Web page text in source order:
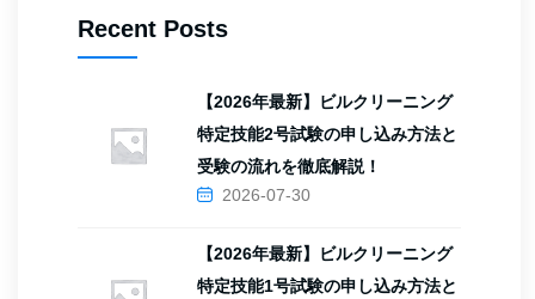
Recent Posts
【2026年最新】ビルクリーニング
特定技能2号試験の申し込み方法と
受験の流れを徹底解説！
2026-07-30
【2026年最新】ビルクリーニング
特定技能1号試験の申し込み方法と